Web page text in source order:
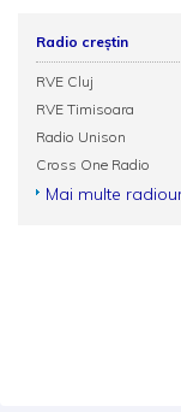
Radio creștin
RVE Cluj
RVE Timisoara
Radio Unison
Cross One Radio
Mai multe